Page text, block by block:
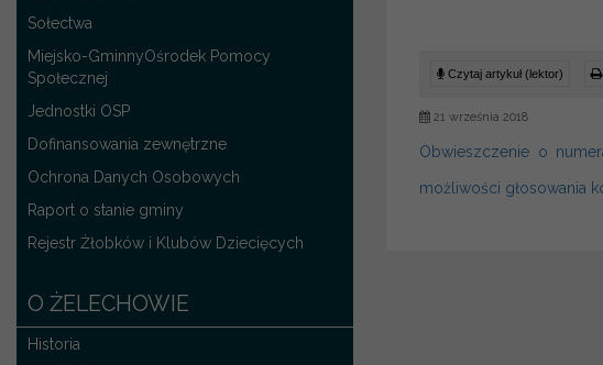
Sołectwa
Miejsko-GminnyOśrodek Pomocy
Społecznej
Jednostki OSP
Dofinansowania zewnętrzne
Ochrona Danych Osobowych
Raport o stanie gminy
Rejestr Żłobków i Klubów Dziecięcych
O ŻELECHOWIE
Historia
Czytaj artykuł (lektor)
21 września 2018
Obwieszczenie o
możliwości głosowania